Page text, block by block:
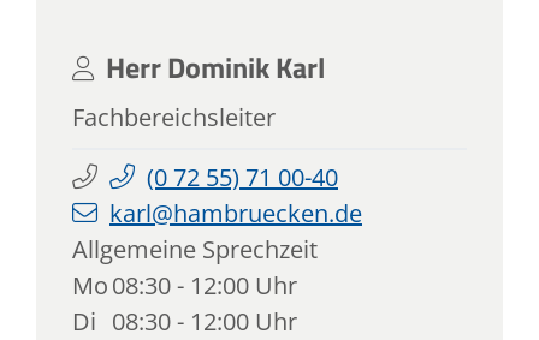
HerrDominikKarl
Fachbereichsleiter
(0 72 55) 71 00-40
karl@hambruecken.de
Allgemeine Sprechzeit
Mo08:30 - 12:00 Uhr
Di 08:30 - 12:00 Uhr